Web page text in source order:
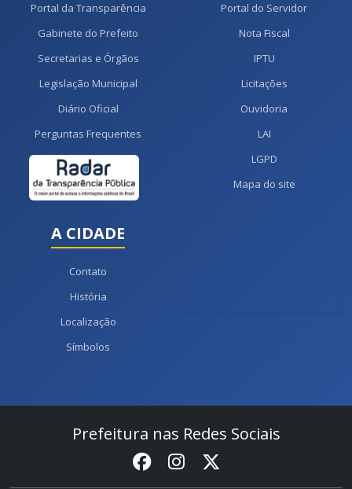
Portal da Transparência
Gabinete do Prefeito
Secretarias e Órgãos
Legislação Municipal
Diário Oficial
Perguntas Frequentes
Portal do Servidor
Nota Fiscal
IPTU
Licitações
Ouvidoria
LAI
LGPD
Mapa do site
A CIDADE
Contato
História
Localização
Símbolos
Prefeitura nas Redes Sociais